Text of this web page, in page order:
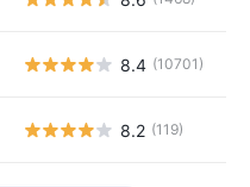
8.4 (10701)
8.2 (119)